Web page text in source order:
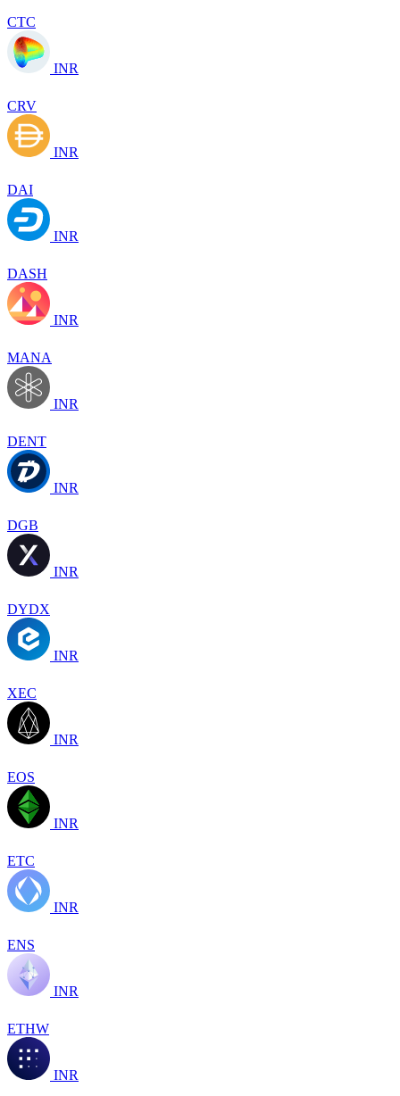
CTC
INR
CRV
INR
DAI
INR
DASH
INR
MANA
INR
DENT
INR
DGB
INR
DYDX
INR
XEC
INR
EOS
INR
ETC
INR
ENS
INR
ETHW
INR